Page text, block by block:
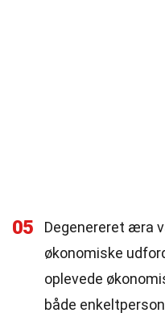
05
Degenereret æra
økonomiske
oplevede
både